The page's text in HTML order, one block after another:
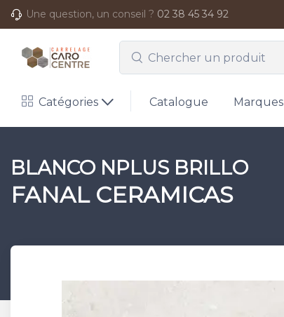
Une question, un conseil ? 02 38 45 34 92
Catégories Catalogue Marques
BLANCO NPLUS BRILLO
FANAL CERAMICAS